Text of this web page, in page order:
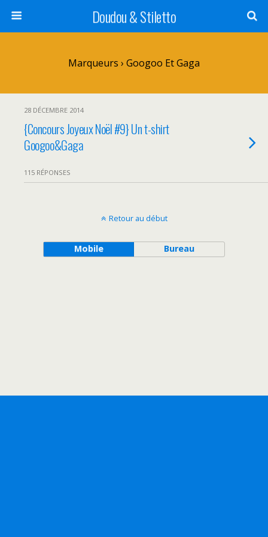
Doudou & Stiletto
Marqueurs › Googoo Et Gaga
28 DÉCEMBRE 2014
{Concours Joyeux Noël #9} Un t-shirt
Googoo&Gaga
115 RÉPONSES
Retour au début
Mobile Bureau